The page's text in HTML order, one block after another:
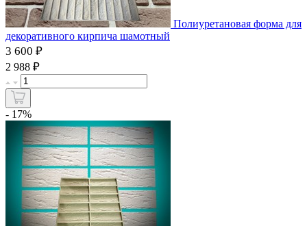
Полиуретановая форма для
декоративного кирпича шамотный
3 600 ₽
2 988 ₽
- 17%